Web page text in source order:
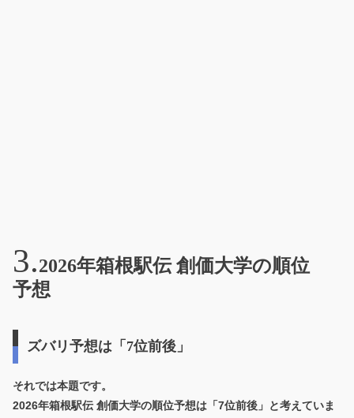
2026年箱根駅伝 創価大学の順位
予想
ズバリ予想は「7位前後」
それでは本題です。
2026年箱根駅伝 創価大学の順位予想は「7位前後」 と考えていま